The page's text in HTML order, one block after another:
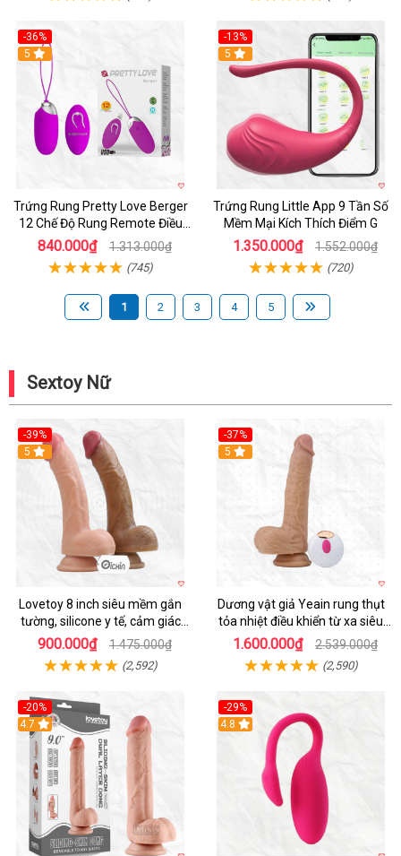
-36%
5
Trứng Rung Pretty Love Berger
12 Chế Độ Rung Remote Điều
Khiển Mạnh Mẽ
840.000₫ 1.313.000₫
(745)
-13%
Hot
5
Trứng Rung Little App 9 Tần Số
Mềm Mại Kích Thích Điểm G
1.350.000₫ 1.552.000₫
(720)
1 2 3 4 5
Sextoy Nữ
-39%
Hot
5
Lovetoy 8 inch siêu mềm gắn
tường, silicone y tế, cảm giác
thật
900.000₫ 1.475.000₫
(2,592)
-37%
5
Dương vật giả Yeain rung thụt
tỏa nhiệt điều khiển từ xa siêu
HOT
1.600.000₫ 2.539.000₫
(2,590)
-20%
Hot
4.7
-29%
Hot
4.8